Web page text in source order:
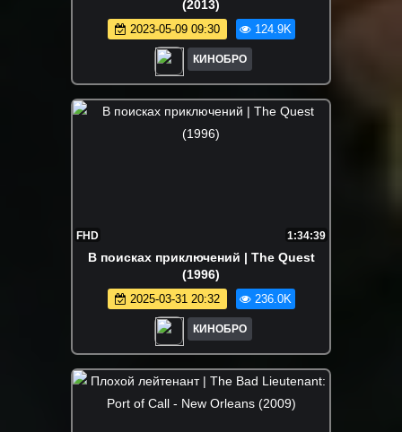
(2013)
2023-05-09 09:30 124.9K
КИНОБРО
FHD 1:34:39
В поисках приключений | The Quest
(1996)
2025-03-31 20:32 236.0K
КИНОБРО